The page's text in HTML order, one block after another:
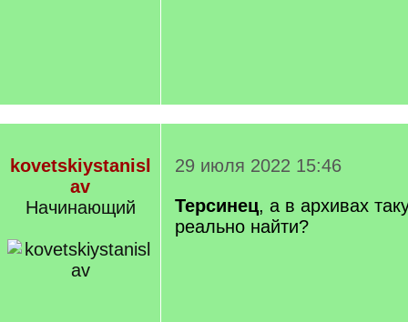
kovetskiystanisl
av
Начинающий
29 июля 2022 15:46
Терсинец, а в архивах
реально найти?